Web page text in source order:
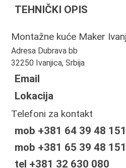
TEHNIČKI OPIS
Montažne kuće Maker
Adresa Dubrava bb
32250 Ivanjica, Srbija
Email
Lokacija
Telefoni za kontakt
mob +381 64 39 48 151
mob +381 65 39 48 151
tel +381 32 630 080